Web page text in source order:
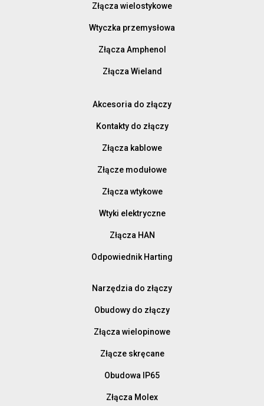
Złącza wielostykowe
Wtyczka przemysłowa
Złącza Amphenol
Złącza Wieland
Akcesoria do złączy
Kontakty do złączy
Złącza kablowe
Złącze modułowe
Złącza wtykowe
Wtyki elektryczne
Złącza HAN
Odpowiednik Harting
Narzędzia do złączy
Obudowy do złączy
Złącza wielopinowe
Złącze skręcane
Obudowa IP65
Złącza Molex